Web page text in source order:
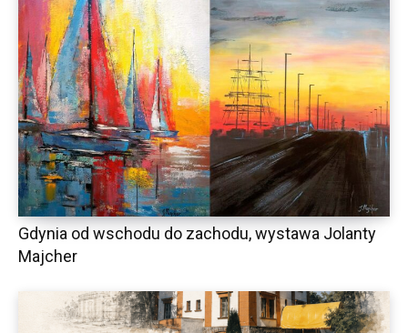
Gdynia od wschodu do zachodu, wystawa Jolanty
Majcher